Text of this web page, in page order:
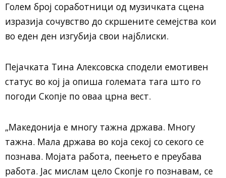
Голем број соработници од музичката сцена
изразија сочувство до скршените семејства кои
во еден ден изгубија свои најблиски.
Пејачката Тина Алексовска сподели емотивен
статус во кој ја опиша големата тага што го
погоди Скопје по оваа црна вест.
„Македонија е многу тажна држава. Многу
тажна. Мала држава во која секој со секого се
познава. Мојата работа, пеењето е преубава
работа. Јас мислам цело Скопје го познавам, се